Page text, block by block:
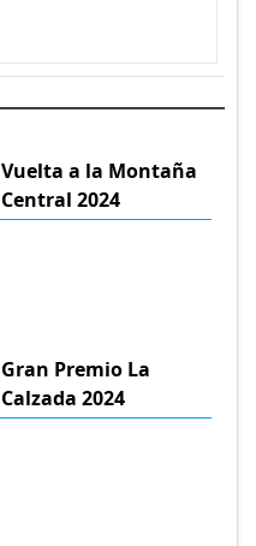
Vuelta a la Montaña
Central 2024
Gran Premio La
Calzada 2024